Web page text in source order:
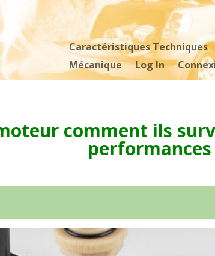
Caractéristiques Techniques
Mécanique
Log In
comment ils
performances